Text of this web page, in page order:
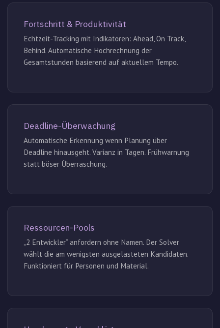
Fortschritt & Produktivität
Echtzeit-Tracking mit Indikatoren: Ahead, On Track,
Behind. Automatische Hochrechnung der
Gesamtstunden basierend auf aktuellem Tempo.
Deadline-Überwachung
Automatische Erkennung wenn Planung über
Deadline hinausgeht. Varianz in Tagen. Frühwarnung
statt böser Überraschung.
Ressourcen-Pools
„2 Entwickler“ anfordern ohne Namen. Der Solver
wählt die am wenigsten ausgelasteten Kandidaten.
Funktioniert für Personen und Material.